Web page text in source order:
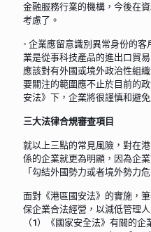
金融服務行業的機構，今後在
考慮了。
- 企業應留意識別異常身份的
業是從事科技產品的進出口貿
應該對有外國或境外政治性組
要關注的範圍應不止於目前的
安法》下，企業將很謹慎和避
三大法律合規審查項目
就以上三點的常見風險，對在
係的企業就更為明顯，因為企
「勾結外國勢力或者境外勢力
面對《港區國安法》的實施，
保企業合法經營，以減低管理
（1）《國家安全法》有關的